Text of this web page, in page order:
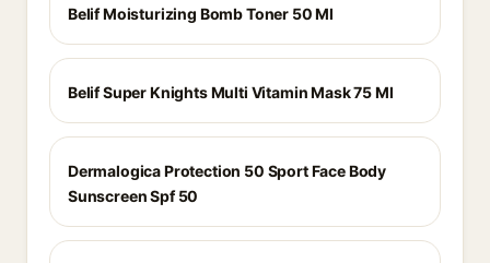
Belif Moisturizing Bomb Toner 50 Ml
Belif Super Knights Multi Vitamin Mask 75 Ml
Dermalogica Protection 50 Sport Face Body
Sunscreen Spf 50